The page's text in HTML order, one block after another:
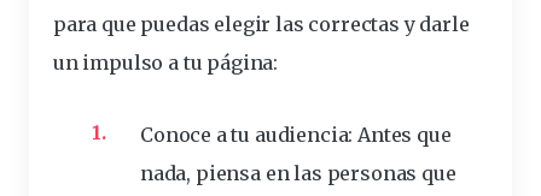
para que puedas elegir las correctas y darle
un impulso a tu página:
Conoce a tu audiencia: Antes que
nada, piensa en las personas que